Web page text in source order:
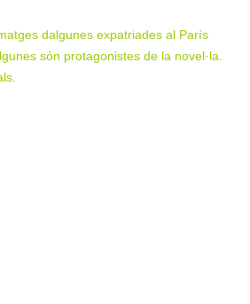
dalgunes expatriades al París
són protagonistes de la novel·la.